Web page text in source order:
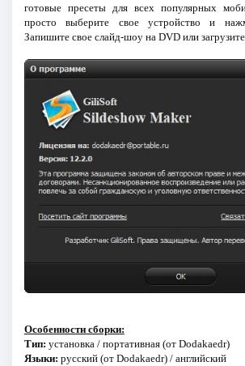
готовые пресеты для всех популярных
просто выберите свое устройство и
Запишите свое слайд-шоу на DVD или
Особенности сборки:
Тип: установка / портативная (от Dodakaedr)
Языки: русский (от Dodakaedr) / английский